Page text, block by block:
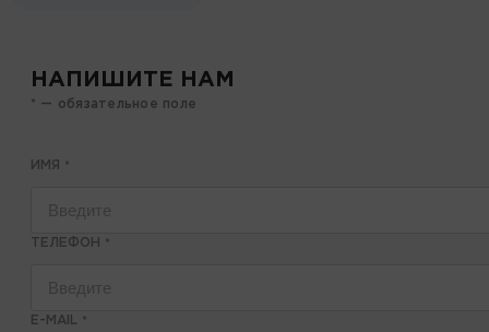
НАПИШИТЕ НАМ
* — обязательное поле
ИМЯ *
ТЕЛЕФОН *
E-MAIL *